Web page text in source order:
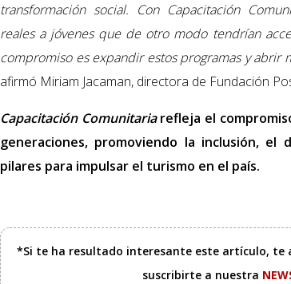
transformación social. Con Capacitación
reales a jóvenes que de otro modo tendrían
compromiso es expandir estos programas y abrir
afirmó Miriam Jacaman, directora de Fundación
Capacitación Comunitariarefleja el
generaciones, promoviendo la inclusión, el
pilares para impulsar el turismo en el país.
*Si te ha resultado interesante este artículo, te
suscribirte a nuestra